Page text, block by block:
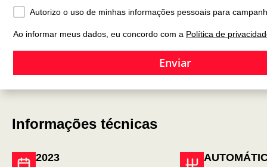
Autorizo o uso de minhas informações pessoais para
Ao informar meus dados, eu concordo com a Política de
Enviar
Informações técnicas
2023